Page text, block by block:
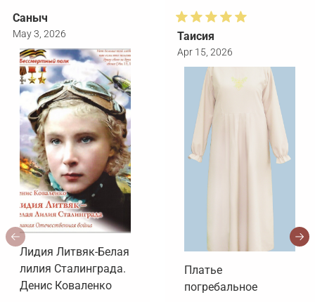
Саныч
May 3, 2026
Лидия Литвяк-Белая
лилия Сталинграда.
Денис Коваленко
Таисия
Apr 15, 2026
Платье
погребальное